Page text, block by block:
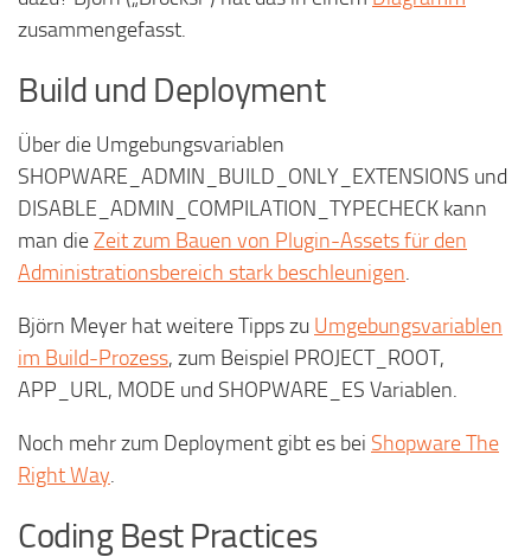
zusammengefasst.
Build und Deployment
Über die Umgebungsvariablen
SHOPWARE_ADMIN_BUILD_ONLY_EXTENSIONS und
DISABLE_ADMIN_COMPILATION_TYPECHECK kann
man dieZeit zum Bauen von Plugin-Assets für den
Administrationsbereich stark beschleunigen.
Björn Meyer hat weitere Tipps zu Umgebungsvariablen
im Build-Prozess, zum Beispiel PROJECT_ROOT,
APP_URL, MODE und SHOPWARE_ES Variablen.
Noch mehr zum Deployment gibt es bei Shopware The
Right Way.
Coding Best Practices